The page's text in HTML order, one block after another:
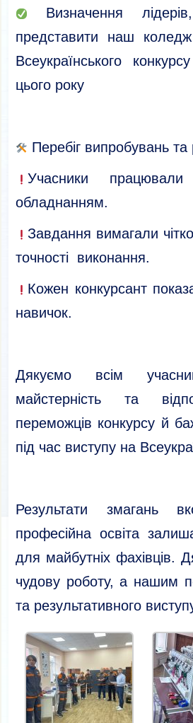
Визначення
представити наш
Всеукраїнського
цього року
Перебіг випробувань та
Учасники
обладнанням.
Завдання вимагали
точності виконання.
Кожен конкурсант
навичок.
Дякуємо всім
майстерність та
переможців конкурсу й
під час виступу на
Результати змагань
професійна освіта
для майбутніх фахівців.
чудову роботу, а нашим
та результативного